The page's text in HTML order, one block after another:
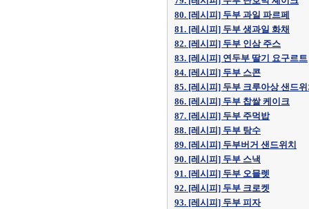
80. [레시피] 두부 과일 파르페
81. [레시피] 두부 생과일 화채
82. [레시피] 두부 인삼 주스
83. [레시피] 연두부 딸기 요구르트
84. [레시피] 두부 스콘
85. [레시피] 두부 크루아상 샌드
86. [레시피] 두부 찹쌀 케이크
87. [레시피] 두부 주먹밥
88. [레시피] 두부 탕수
89. [레시피] 두부버거 샌드위치
90. [레시피] 두부 스낵
91. [레시피] 두부 오믈렛
92. [레시피] 두부 크로켓
93. [레시피] 두부 피자